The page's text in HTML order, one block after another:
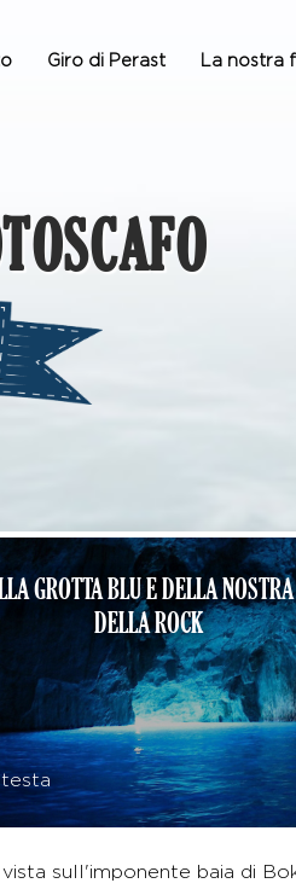
Giro di Perast La nostra
GROTTA BLU E DELLA
DELLA ROCK
sull'imponente baia di